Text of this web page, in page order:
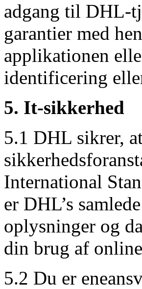
adgang til DHL-
garantier med
applikationen
identificering
5. It-sikkerhed
5.1 DHL sikrer,
International
er DHL’s
oplysninger og
din brug af
5.2 Du er